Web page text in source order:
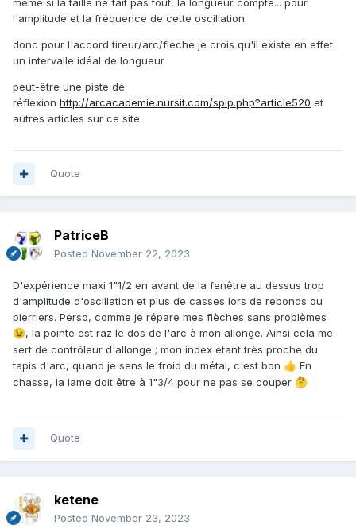
même si la taille ne fait pas tout, la longueur compte... pour
l'amplitude et la fréquence de cette oscillation.
donc pour l'accord tireur/arc/flèche je crois qu'il existe en effet
un intervalle idéal de longueur
peut-être une piste de
réflexion http://arcacademie.nursit.com/spip.php?article520 et
autres articles sur ce site
Quote
PatriceB
Posted November 22, 2023
D'expérience maxi 1"1/2 en avant de la fenêtre au dessus trop
d'amplitude d'oscillation et plus de casses lors de rebonds ou
pierriers. Perso, comme je répare mes flèches sans problèmes
😉, la pointe est raz le dos de l'arc à mon allonge. Ainsi cela me
sert de contrôleur d'allonge ; mon index étant très proche du
tapis d'arc, quand je sens le froid du métal, c'est bon 👍 En
chasse, la lame doit être à 1"3/4 pour ne pas se couper 🤔
Quote
ketene
Posted November 23, 2023